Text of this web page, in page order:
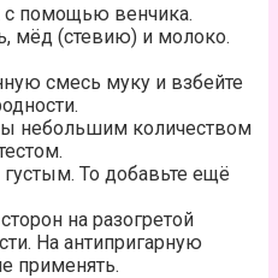
с помощью венчика.
мёд (стевию) и молоко.
смесь муку и взбейте
небольшим количеством
густым. То добавьте ещё
на разогретой
На антипригарную
применять.